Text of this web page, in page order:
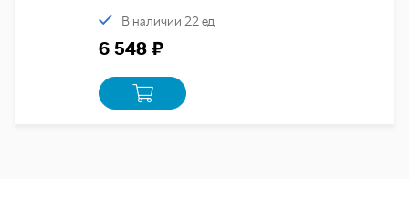
В наличии 22 ед
6 548 ₽